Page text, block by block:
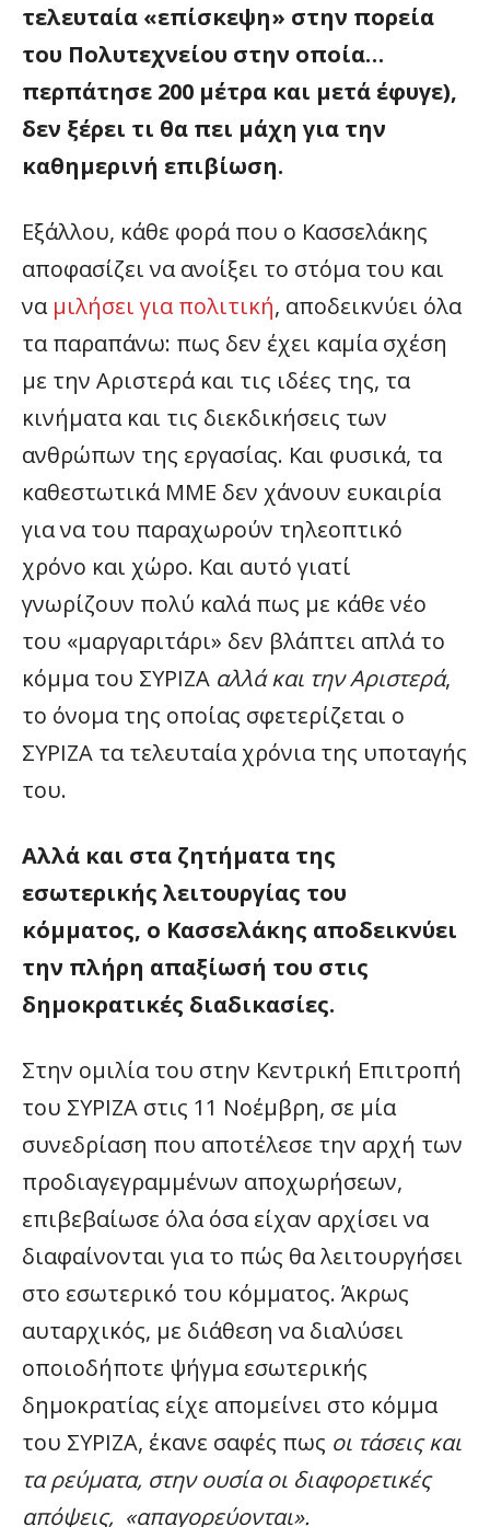
τελευταία «επίσκεψη» στην πορεία
του Πολυτεχνείου στην οποία…
περπάτησε 200 μέτρα και μετά έφυγε),
δεν ξέρει τι θα πει μάχη για την
καθημερινή επιβίωση.
Εξάλλου, κάθε φορά που ο Κασσελάκης
αποφασίζει να ανοίξει το στόμα του και
να μιλήσει για πολιτική, αποδεικνύει όλα
τα παραπάνω: πως δεν έχει καμία σχέση
με την Αριστερά και τις ιδέες της, τα
κινήματα και τις διεκδικήσεις των
ανθρώπων της εργασίας. Και φυσικά, τα
καθεστωτικά ΜΜΕ δεν χάνουν ευκαιρία
για να του παραχωρούν τηλεοπτικό
χρόνο και χώρο. Και αυτό γιατί
γνωρίζουν πολύ καλά πως με κάθε νέο
του «μαργαριτάρι» δεν βλάπτει απλά το
κόμμα του ΣΥΡΙΖΑ αλλά και την Αριστερά,
το όνομα της οποίας σφετερίζεται ο
ΣΥΡΙΖΑ τα τελευταία χρόνια της υποταγής
του.
Αλλά και στα ζητήματα της
εσωτερικής λειτουργίας του
κόμματος, ο Κασσελάκης αποδεικνύει
την πλήρη απαξίωσή του στις
δημοκρατικές διαδικασίες.
Στην ομιλία του στην Κεντρική Επιτροπή
του ΣΥΡΙΖΑ στις 11 Νοέμβρη, σε μία
συνεδρίαση που αποτέλεσε την αρχή των
προδιαγεγραμμένων αποχωρήσεων,
επιβεβαίωσε όλα όσα είχαν αρχίσει να
διαφαίνονται για το πώς θα λειτουργήσει
στο εσωτερικό του κόμματος. Άκρως
αυταρχικός, με διάθεση να διαλύσει
οποιοδήποτε ψήγμα εσωτερικής
δημοκρατίας είχε απομείνει στο κόμμα
του ΣΥΡΙΖΑ, έκανε σαφές πως οι τάσεις και
τα ρεύματα, στην ουσία οι διαφορετικές
απόψεις, «απαγορεύονται».